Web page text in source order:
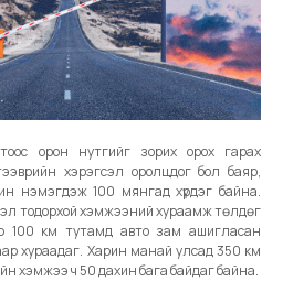
орон нутгийг зорих орох гарах
хэрэгсэл оролцдог бол баяр,
нэмэгдэж 100 мянгад хүрдэг байна.
тодорхой хэмжээний хураамж төлдөг
100 км тутамд авто зам ашигласан
хураадаг. Харин манай улсад 350 км
хэмжээ ч 50 дахин бага байдаг байна.